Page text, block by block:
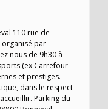
110 rue de
organisé par
nous de 9h30 à
(ex Carrefour
et prestiges.
dans le respect
Parking du